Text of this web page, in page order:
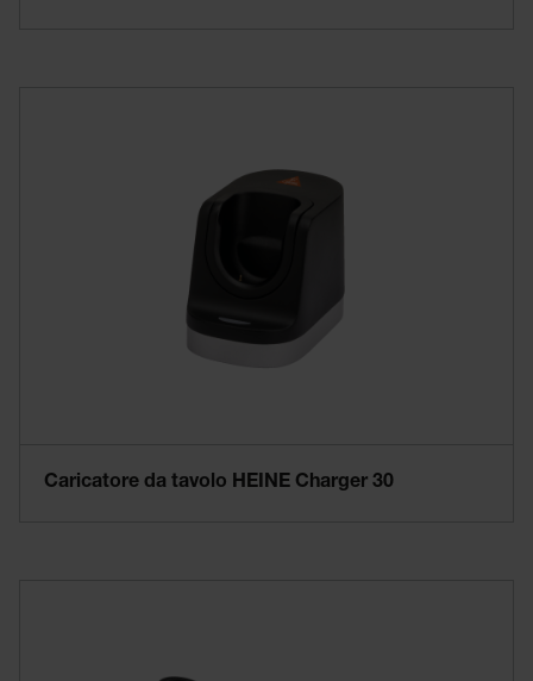
Caricatore da tavolo HEINE Charger 30